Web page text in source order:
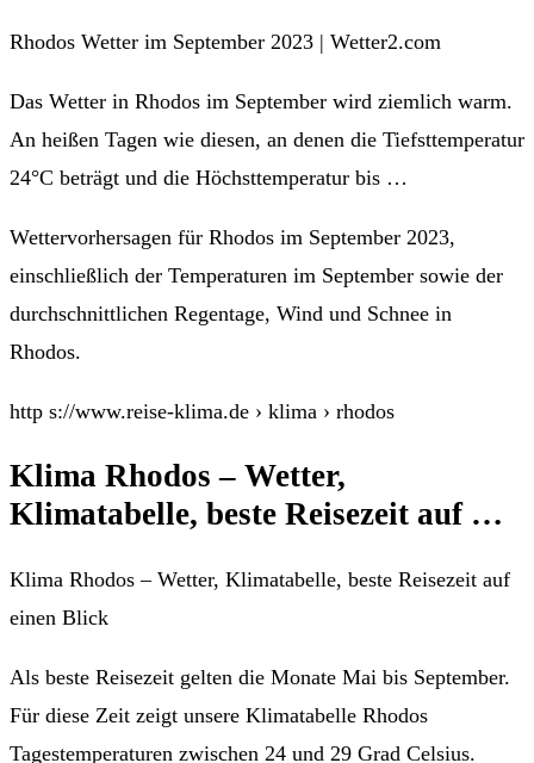
Rhodos Wetter im September 2023 | Wetter2.com
Das Wetter in Rhodos im September wird ziemlich warm.
An heißen Tagen wie diesen, an denen die Tiefsttemperatur
24°C beträgt und die Höchsttemperatur bis …
Wettervorhersagen für Rhodos im September 2023,
einschließlich der Temperaturen im September sowie der
durchschnittlichen Regentage, Wind und Schnee in
Rhodos.
http s://www.reise-klima.de › klima › rhodos
Klima Rhodos – Wetter,
Klimatabelle, beste Reisezeit auf …
Klima Rhodos – Wetter, Klimatabelle, beste Reisezeit auf
einen Blick
Als beste Reisezeit gelten die Monate Mai bis September.
Für diese Zeit zeigt unsere Klimatabelle Rhodos
Tagestemperaturen zwischen 24 und 29 Grad Celsius.